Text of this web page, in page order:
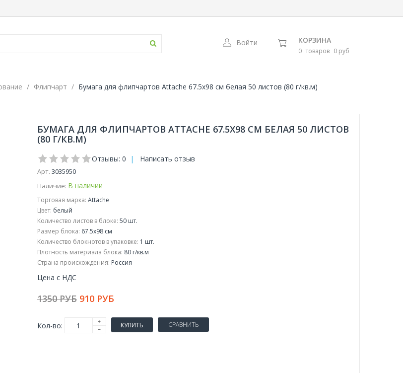
Войти КОРЗИНА
0 товаров 0 руб
Флипчарт Бумага для флипчартов Attache 67.5х98 см белая 50 листов (80 г/кв.м)
БУМАГА ДЛЯ ФЛИПЧАРТОВ ATTACHE 67.5Х98 СМ БЕЛАЯ 50 ЛИСТОВ
(80 Г/КВ.М)
Отзывы: 0 | Написать отзыв
Арт. 3035950
Наличие: В наличии
Торговая марка: Attache
Цвет: белый
Количество листов в блоке: 50 шт.
Размер блока: 67.5x98 см
Количество блокнотов в упаковке: 1 шт.
Плотность материала блока: 80 г/кв.м
Страна происхождения: Россия
Цена с НДС
1350 РУБ 910 РУБ
Кол-во: КУПИТЬ СРАВНИТЬ